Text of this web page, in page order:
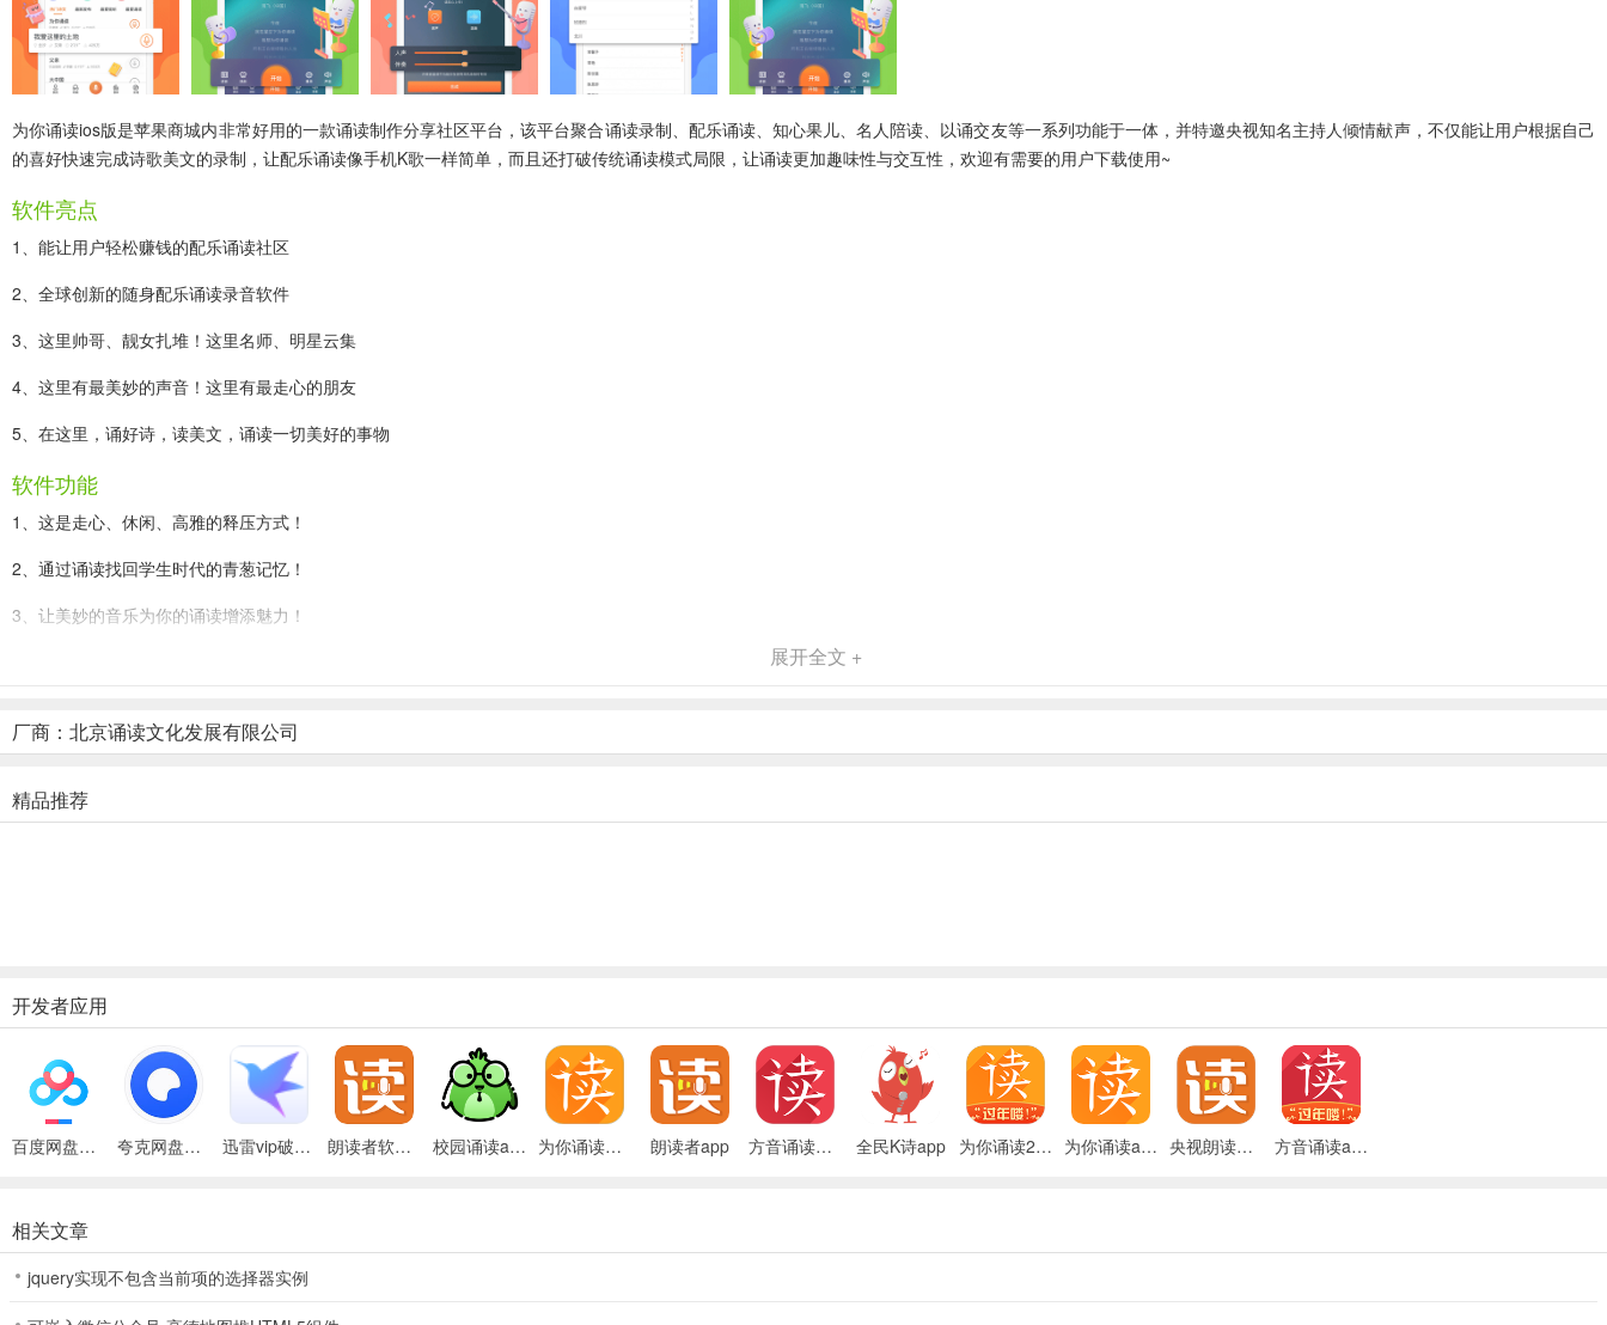
为你诵读ios版是苹果商城内非常好用的一款诵读制作分享社区平台，该平台聚合诵读录制、配乐诵读、知心果儿、名人陪读、以诵交友等一系列功能于一体，并特邀央视知名主持人倾情献声，不仅能让用户根据自己
的喜好快速完成诗歌美文的录制，让配乐诵读像手机K歌一样简单，而且还打破传统诵读模式局限，让诵读更加趣味性与交互性，欢迎有需要的用户下载使用~
软件亮点
1、能让用户轻松赚钱的配乐诵读社区
2、全球创新的随身配乐诵读录音软件
3、这里帅哥、靓女扎堆！这里名师、明星云集
4、这里有最美妙的声音！这里有最走心的朋友
5、在这里，诵好诗，读美文，诵读一切美好的事物
软件功能
1、这是走心、休闲、高雅的释压方式！
2、通过诵读找回学生时代的青葱记忆！
3、让美妙的音乐为你的诵读增添魅力！
6、念念不忘必有回响，诵读也能找到真朋友，诵读也能遇见颜如玉！
7、用配乐诵读的方式读一切美好的事物！
4、保存之后分享到微信就可以了。
更新日志
v6.1.60版本
展开全文 +
厂商：北京诵读文化发展有限公司
精品推荐
开发者应用
百度网盘绿色免安装Pc电脑版 夸克网盘官方正式版 迅雷vip破解版永久会员2024版 朗读者软件手机版 校园诵读app 为你诵读官方免费 朗读者app 方音诵读免费版 全民K诗app 为你诵读2024官方版 为你诵读app 央视朗读者app 方音诵读app
相关文章
jquery实现不包含当前项的选择器实例